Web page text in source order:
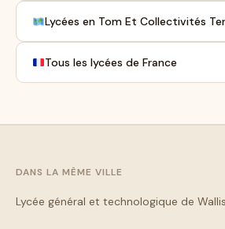
Lycées en Tom Et Collectivités
Tous les lycées de France
DANS LA MÊME VILLE
Lycée général et technologique de